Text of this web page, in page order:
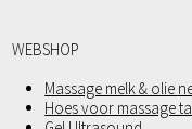
WEBSHOP
Massage melk & olie
Hoes voor massage